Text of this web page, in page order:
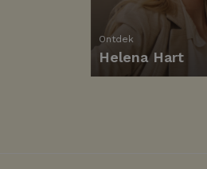
Ontdek
Helena Hart